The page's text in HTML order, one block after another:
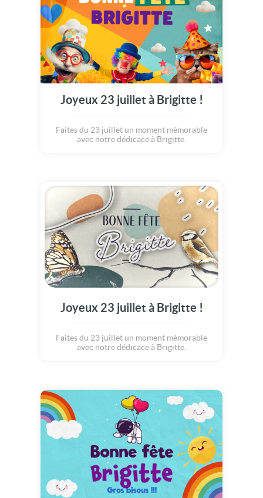
Joyeux 23 juillet à Brigitte !
Faites du 23 juillet un moment mémorable
avec notre dédicace à Brigitte.
Joyeux 23 juillet à Brigitte !
Faites du 23 juillet un moment mémorable
avec notre dédicace à Brigitte.